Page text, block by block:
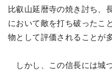
比叡山延暦寺の焼き討ち、
において敵を打ち破ったこ
物として評価されることが
しかし、この信長には城